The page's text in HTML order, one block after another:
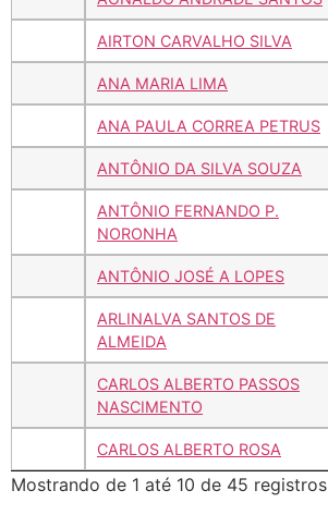
AIRTON CARVALHO SILVA
ANA MARIA LIMA
ANA PAULA CORREA PETRUS
ANTÔNIO DA SILVA SOUZA
ANTÔNIO FERNANDO P.
NORONHA
ANTÔNIO JOSÉ A LOPES
ARLINALVA SANTOS DE
ALMEIDA
CARLOS ALBERTO PASSOS
NASCIMENTO
CARLOS ALBERTO ROSA
Mostrando de 1 até 10 de 45 registros